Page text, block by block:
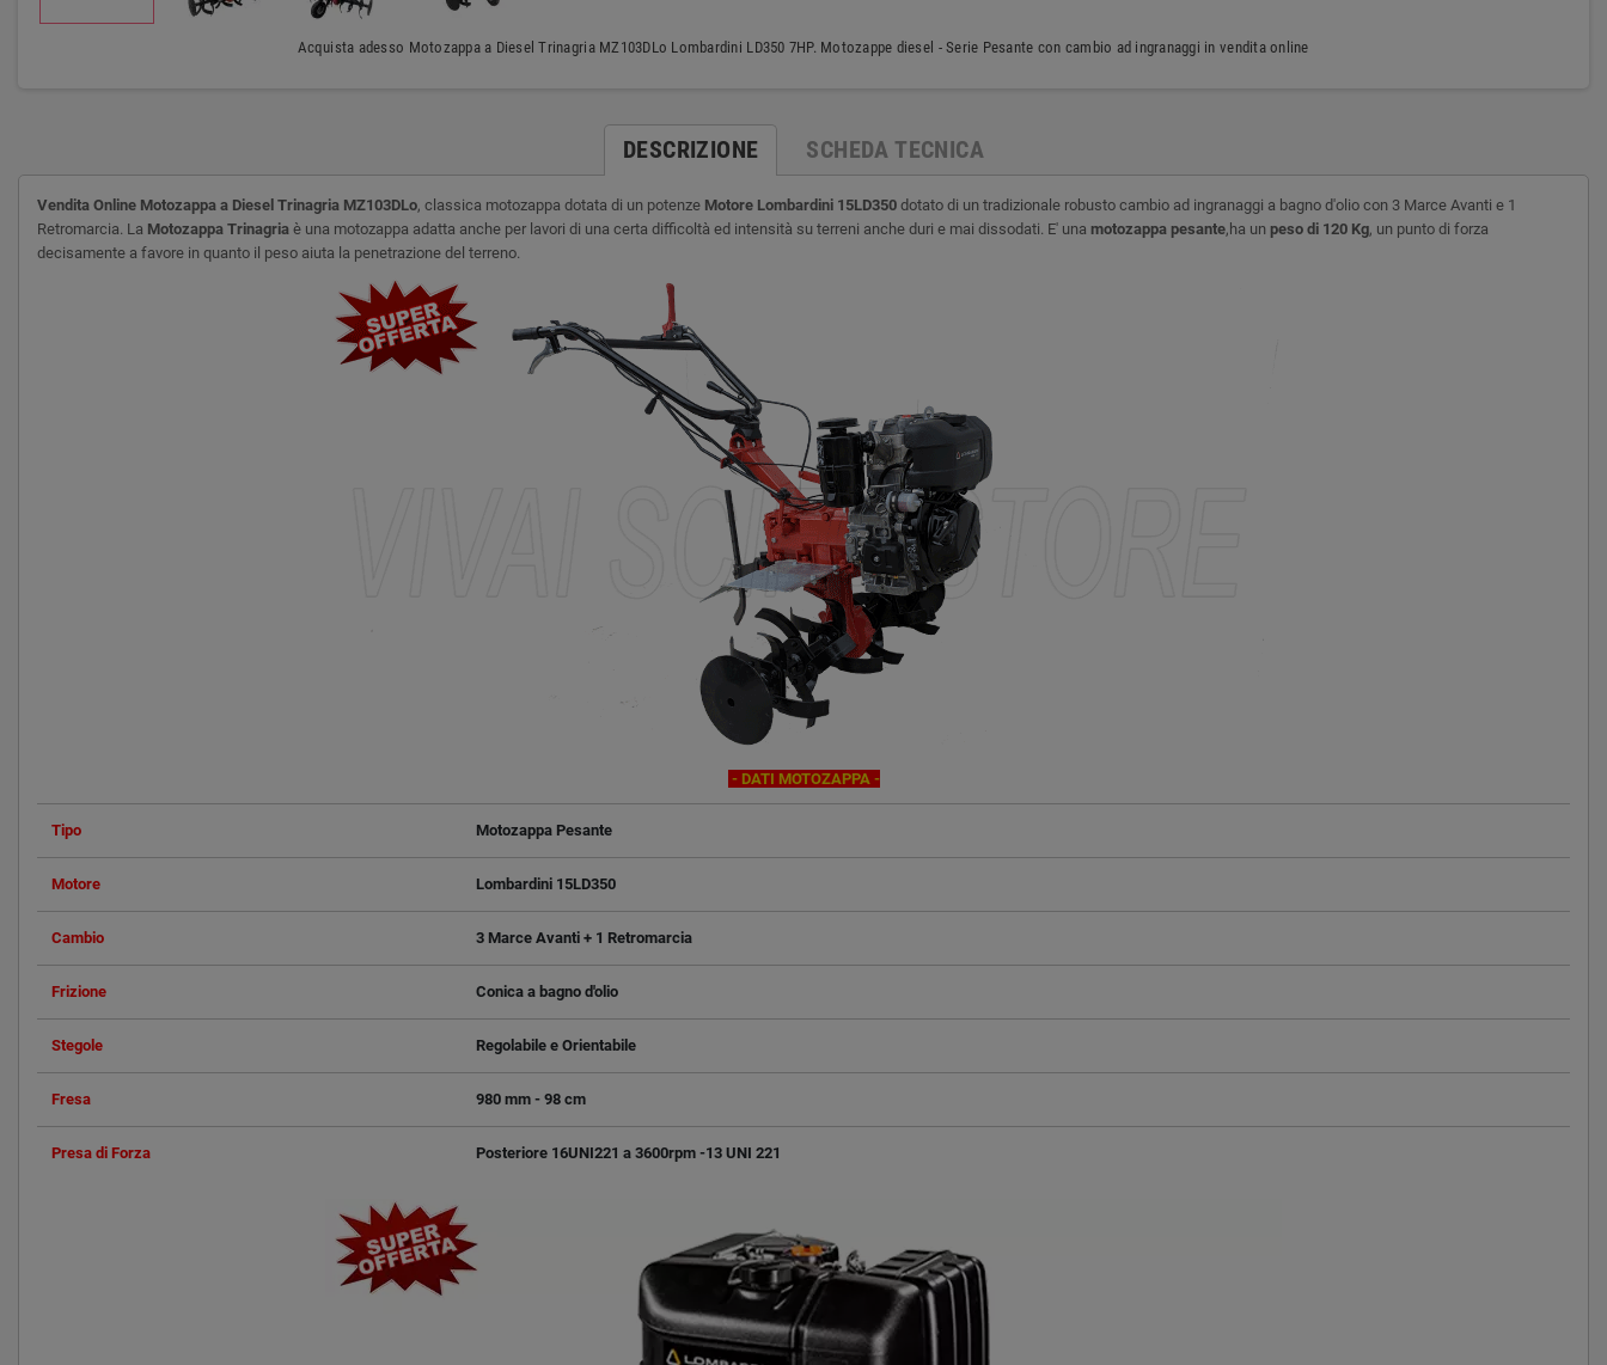
Acquista adesso Motozappa a Diesel Trinagria MZ103DLo Lombardini LD350 7HP. Motozappe diesel - Serie Pesante con cambio ad ingranaggi in vendita online
DESCRIZIONE SCHEDA TECNICA
Vendita Online Motozappa a Diesel Trinagria MZ103DLo, classica motozappa dotata di un potenze Motore Lombardini 15LD350 dotato di un tradizionale robusto cambio ad ingranaggi a bagno d'olio con 3 Marce Avanti e 1
Retromarcia. La Motozappa Trinagria è una motozappa adatta anche per lavori di una certa difficoltà ed intensità su terreni anche duri e mai dissodati. E' una motozappa pesante,ha un peso di 120 Kg, un punto di forza
decisamente a favore in quanto il peso aiuta la penetrazione del terreno.
- DATI MOTOZAPPA -
Tipo Motozappa Pesante
Motore Lombardini 15LD350
Cambio 3 Marce Avanti + 1 Retromarcia
Frizione Conica a bagno d'olio
Stegole Regolabile e Orientabile
Fresa 980 mm - 98 cm
Presa di Forza Posteriore 16UNI221 a 3600rpm -13 UNI 221